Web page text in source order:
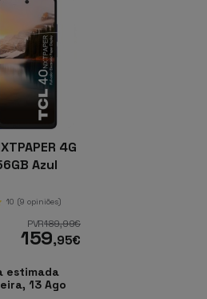
4G
Azul
10 (9 opiniões)
PVR189,99€
159,95€
estimada
13 Ago